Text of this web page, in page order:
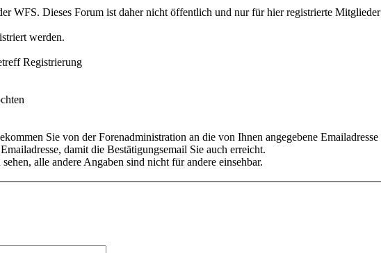
WFS. Dieses Forum ist daher nicht öffentlich und nur für hier registrierte Mitglieder
werden.
Registrierung
Sie von der Forenadministration an die von Ihnen angegebene
damit die Bestätigungsemail Sie auch erreicht.
alle andere Angaben sind nicht für andere einsehbar.